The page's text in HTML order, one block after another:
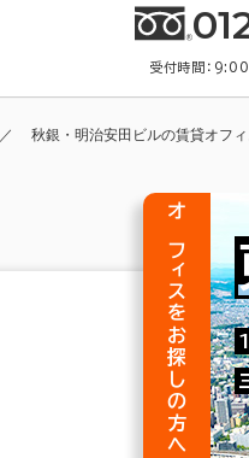
受付時間：
秋銀・明治安田ビルの賃貸オフ
オフィスをお探しの方へ